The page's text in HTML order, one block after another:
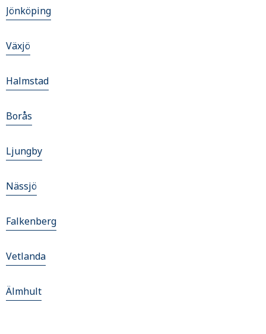
Jönköping
Växjö
Halmstad
Borås
Ljungby
Nässjö
Falkenberg
Vetlanda
Älmhult